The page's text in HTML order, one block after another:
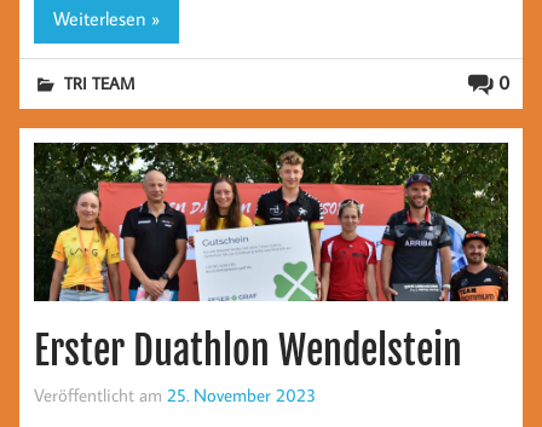
Weiterlesen »
0
TRI TEAM
Erster Duathlon Wendelstein
Veröffentlicht am 25. November 2023